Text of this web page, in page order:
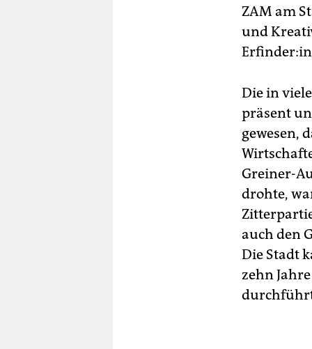
ZAM am
und
Die in
präsent
gewesen,
Greiner-
drohte,
auch den
Die Stadt
zehn